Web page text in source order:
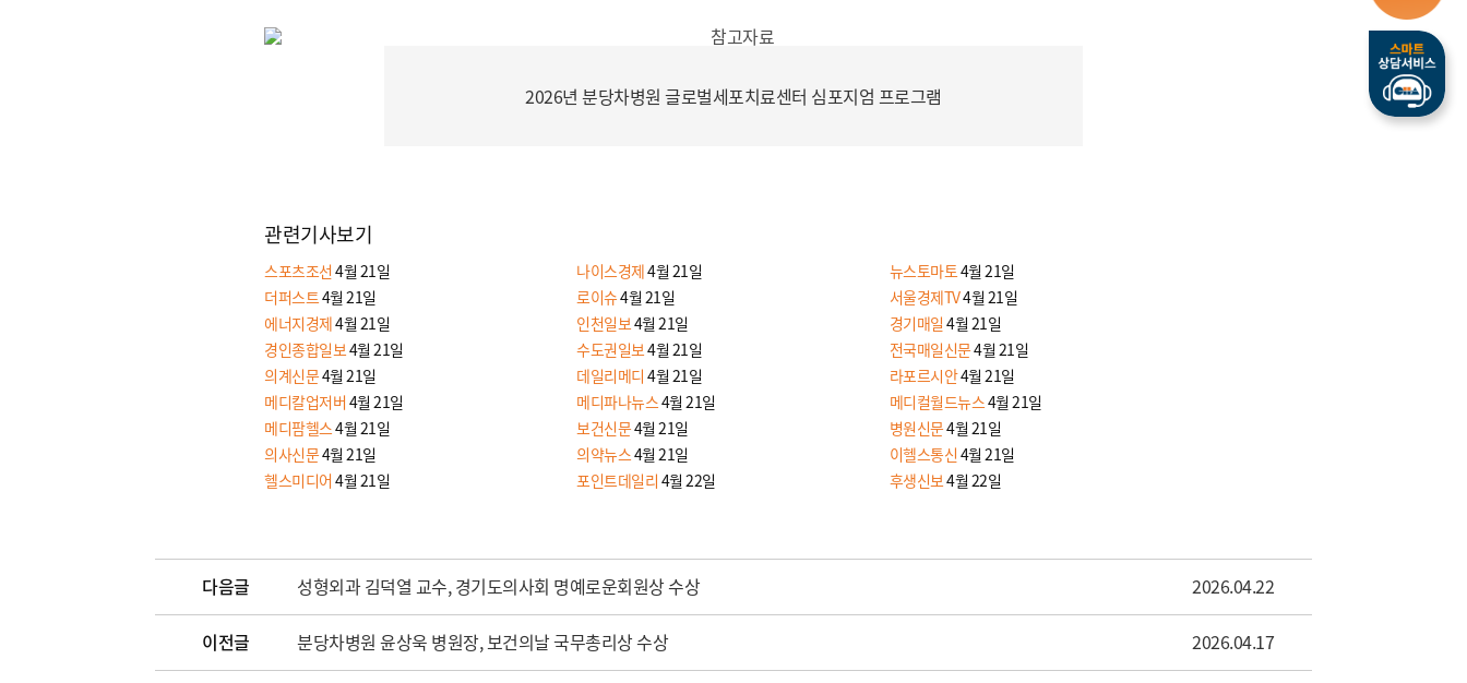
2026년 분당차병원 글로벌세포치료센터 심포지엄 프로그램
관련기사보기
스포츠조선 4월 21일 나이스경제4월 21일 뉴스토마토4월 21일
더퍼스트4월 21일 로이슈4월 21일 서울경제TV4월 21일
에너지경제4월 21일 인천일보4월 21일 경기매일4월 21일
경인종합일보4월 21일 수도권일보4월 21일 전국매일신문4월 21일
의계신문4월 21일 데일리메디4월 21일 라포르시안4월 21일
메디칼업저버 4월 21일 메디파나뉴스4월 21일 메디컬월드뉴스4월 21일
메디팜헬스4월 21일 보건신문4월 21일 병원신문4월 21일
의사신문4월 21일 의약뉴스4월 21일 이헬스통신 4월 21일
헬스미디어 4월 21일 포인트데일리 4월 22일 후생신보4월 22일
다음글 성형외과 김덕열 교수, 경기도의사회 명예로운회원상 수상 2026.04.22
이전글 분당차병원 윤상욱 병원장, 보건의날 국무총리상 수상 2026.04.17